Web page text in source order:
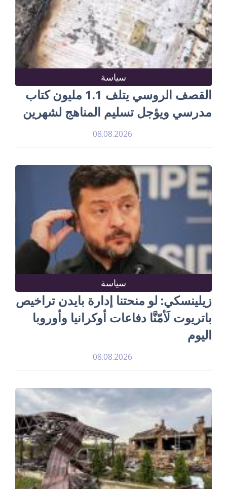
سياسة
القصف الروسي يتلف 1.1 مليون كتاب
مدرسي ويؤجل تسليم المناهج لشهرين
08.08.2026
سياسة
زيلينسكي: لو منحتنا إدارة بايدن تراخيص
باتريوت لَأمّنَّا دفاعات أوكرانيا وأوروبا
اليوم
08.08.2026